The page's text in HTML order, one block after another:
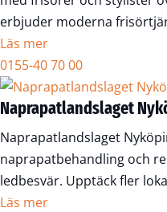
erbjuder moderna
Läs mer
0155-40 70 00
Naprapatlandslaget
Naprapatlandslaget
naprapatbehandling och
ledbesvär. Upptäck fler
Läs mer